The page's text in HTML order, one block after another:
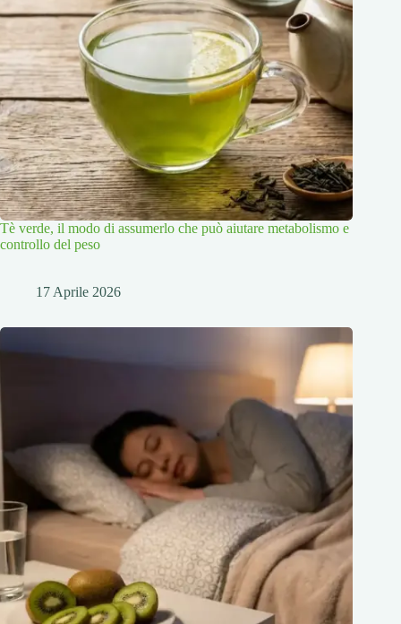
Tè verde, il modo di assumerlo che può aiutare metabolismo e
controllo del peso
17 Aprile 2026